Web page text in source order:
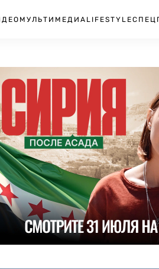
МУЛЬТИМЕДИА LIFESTYLE